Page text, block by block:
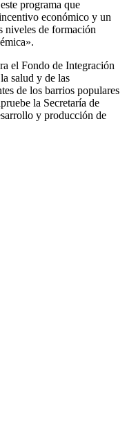
programa que
económico y un
niveles de formación
el Fondo de Integración
salud y de las
de los barrios populares
la Secretaría de
y producción de